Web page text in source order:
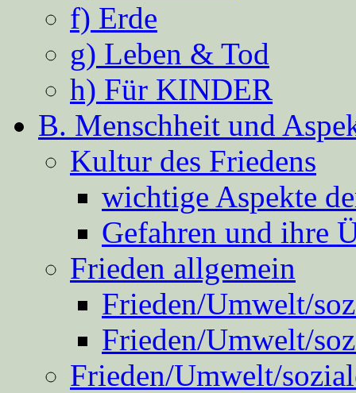
f) Erde
g) Leben & Tod
h) Für KINDER
B. Menschheit und
Kultur des Friedens
wichtige Aspekte
Gefahren und ihre
Frieden allgemein
Frieden/Umwelt/
Frieden/Umwelt/
Frieden/Umwelt/